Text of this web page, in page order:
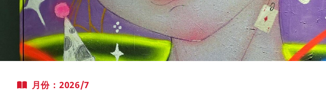
月份：2026/7